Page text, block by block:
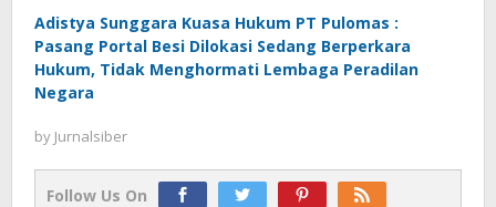
Adistya Sunggara Kuasa Hukum PT Pulomas :
Pasang Portal Besi Dilokasi Sedang Berperkara
Hukum, Tidak Menghormati Lembaga Peradilan
Negara
by Jurnalsiber
Follow Us On